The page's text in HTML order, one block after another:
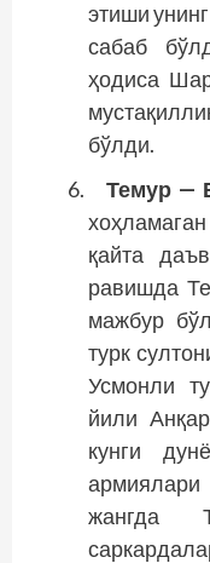
этиши
сабаб
ҳодиса
бўлди.
Темур —
қайта
равишда
мажбур
турк
Усмонли
йили
кунги
жангда